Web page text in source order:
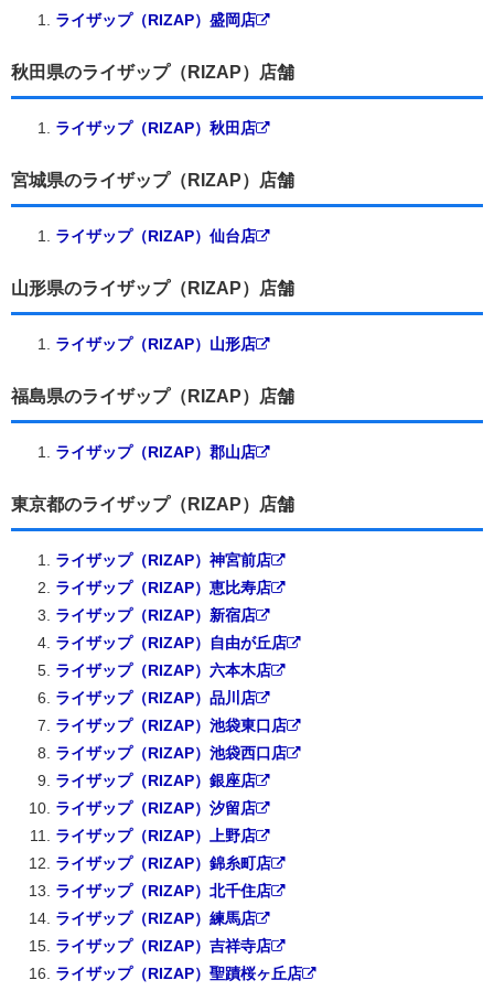
ライザップ（RIZAP）盛岡店
秋田県のライザップ（RIZAP）店舗
ライザップ（RIZAP）秋田店
宮城県のライザップ（RIZAP）店舗
ライザップ（RIZAP）仙台店
山形県のライザップ（RIZAP）店舗
ライザップ（RIZAP）山形店
福島県のライザップ（RIZAP）店舗
ライザップ（RIZAP）郡山店
東京都のライザップ（RIZAP）店舗
ライザップ（RIZAP）神宮前店
ライザップ（RIZAP）恵比寿店
ライザップ（RIZAP）新宿店
ライザップ（RIZAP）自由が丘店
ライザップ（RIZAP）六本木店
ライザップ（RIZAP）品川店
ライザップ（RIZAP）池袋東口店
ライザップ（RIZAP）池袋西口店
ライザップ（RIZAP）銀座店
ライザップ（RIZAP）汐留店
ライザップ（RIZAP）上野店
ライザップ（RIZAP）錦糸町店
ライザップ（RIZAP）北千住店
ライザップ（RIZAP）練馬店
ライザップ（RIZAP）吉祥寺店
ライザップ（RIZAP）聖蹟桜ヶ丘店